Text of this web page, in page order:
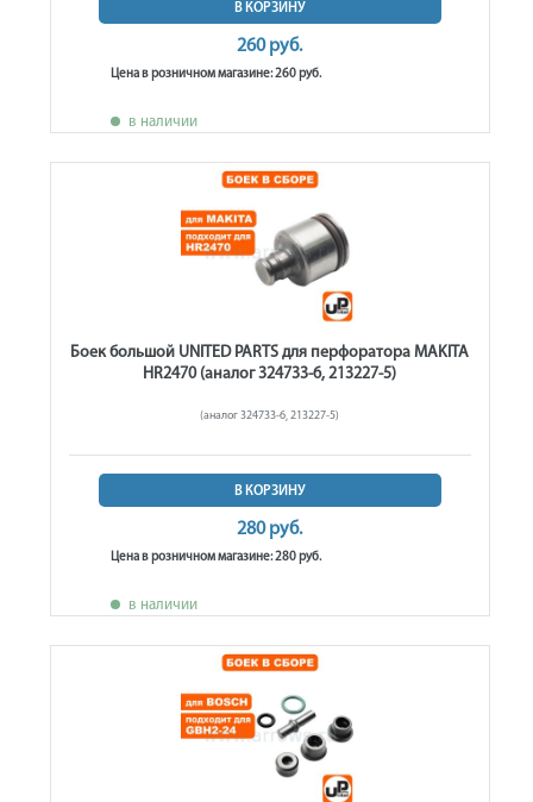
В КОРЗИНУ
260 руб.
Цена в розничном магазине: 260 руб.
в наличии
Боек большой UNITED PARTS для перфоратора MAKITA
HR2470 (аналог 324733-6, 213227-5)
(аналог 324733-6, 213227-5)
В КОРЗИНУ
280 руб.
Цена в розничном магазине: 280 руб.
в наличии